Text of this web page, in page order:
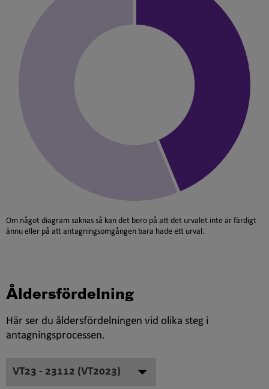
Om något diagram saknas så kan det bero på att det urvalet inte är färdigt
ännu eller på att antagningsomgången bara hade ett urval.
Åldersfördelning
Här ser du åldersfördelningen vid olika steg i
antagningsprocessen.